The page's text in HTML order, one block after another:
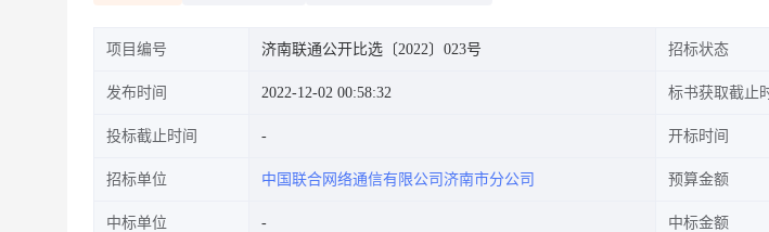
项目编号 济南联通公开比选〔2022〕023号 招标状态
发布时间 2022-12-02 00:58:32 标书获取截止
投标截止时间 开标时间
招标单位 中国联合网络通信有限公司济南市分公司 预算金额
中标单位 中标金额